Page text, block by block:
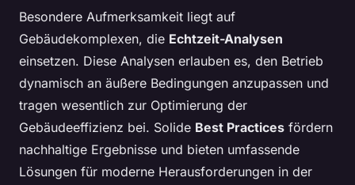
Besondere Aufmerksamkeit liegt auf
Gebäudekomplexen, die Echtzeit-Analysen
einsetzen. Diese Analysen erlauben es, den Betrieb
dynamisch an äußere Bedingungen anzupassen und
tragen wesentlich zur Optimierung der
Gebäudeeffizienz bei. Solide Best Practices fördern
nachhaltige Ergebnisse und bieten umfassende
Lösungen für moderne Herausforderungen in der